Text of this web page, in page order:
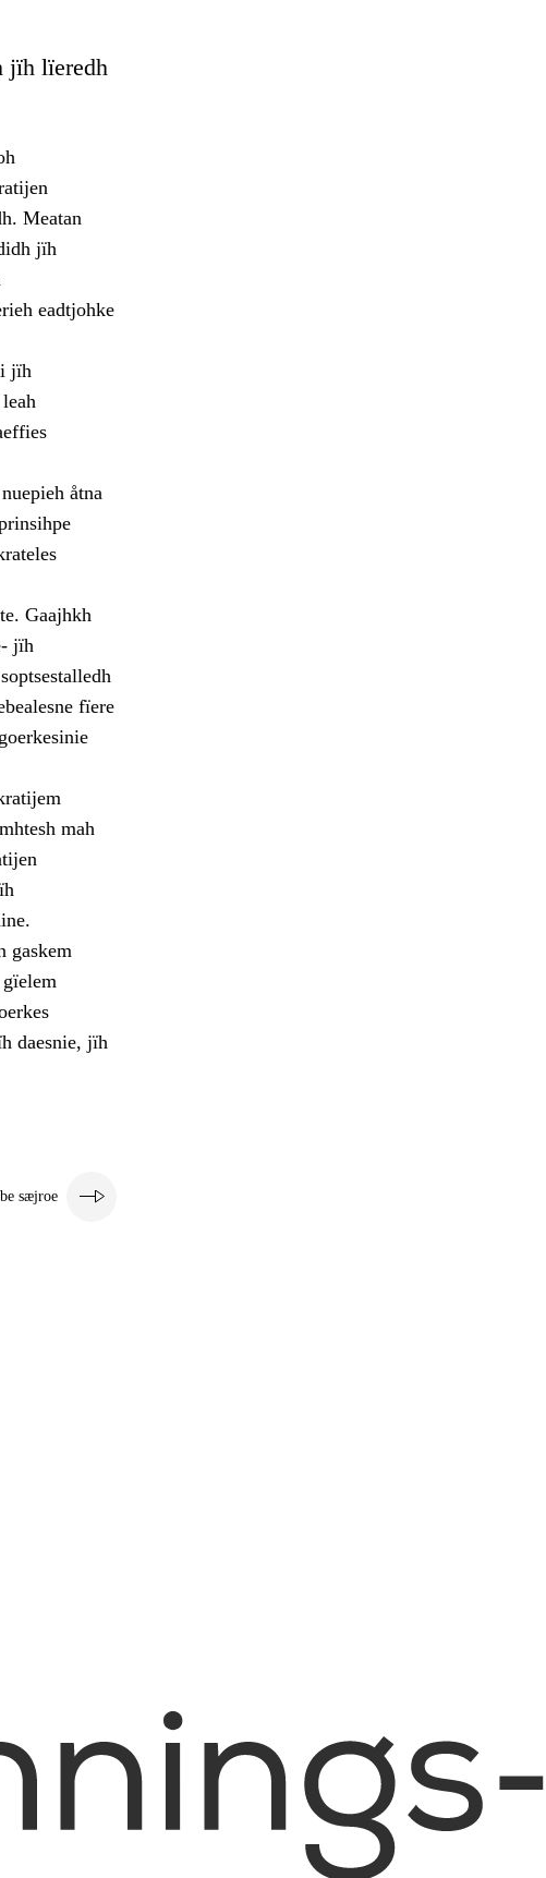
jïh lïeredh
Meatan
jïh
eadtjohke
jïh
åtna
Gaajhkh
jïh
fïere
mah
gaskem
daesnie, jïh
sæjroe